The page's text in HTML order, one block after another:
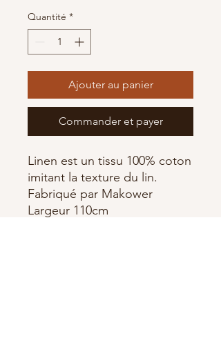
pour
10
Centimètres
Quantité *
Ajouter au panier
Commander et payer
Linen est un tissu 100% coton
imitant la texture du lin.
Fabriqué par Makower
Largeur 110cm